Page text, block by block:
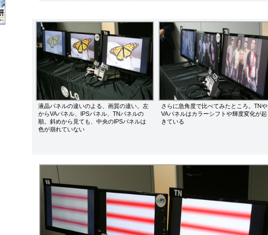
液晶パネルの違いのよる、画質の違い。左
からVAパネル、IPSパネル、TNパネルの
順。斜めから見ても、中央のIPSパネルは
色が崩れていない
さらに急角度で比べてみたところ。TNや
VAパネルはカラーシフトや輝度変化が起
きている